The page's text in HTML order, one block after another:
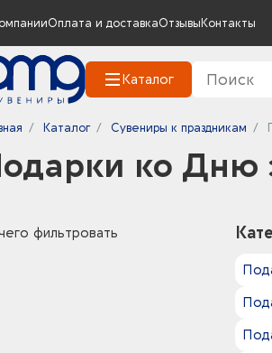
Оплата и доставкаОтзывы Контакты
Каталог
Каталог Сувениры к праздникам
ко Дню
фильтровать